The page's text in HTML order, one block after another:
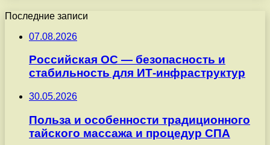
Последние записи
07.08.2026
Российская ОС — безопасность и
стабильность для ИТ-инфраструктур
30.05.2026
Польза и особенности традиционного
тайского массажа и процедур СПА